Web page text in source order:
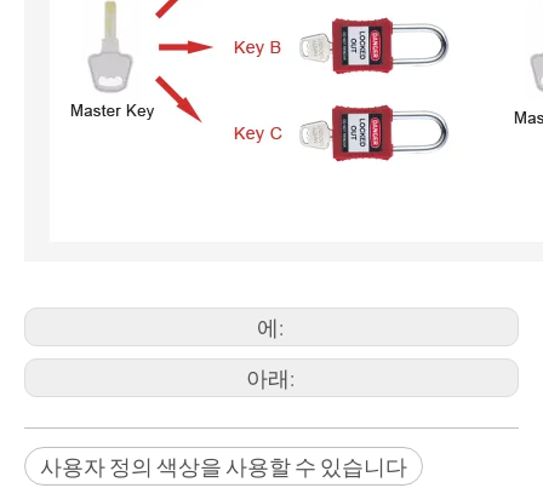
에:
아래:
사용자 정의 색상을 사용할 수 있습니다